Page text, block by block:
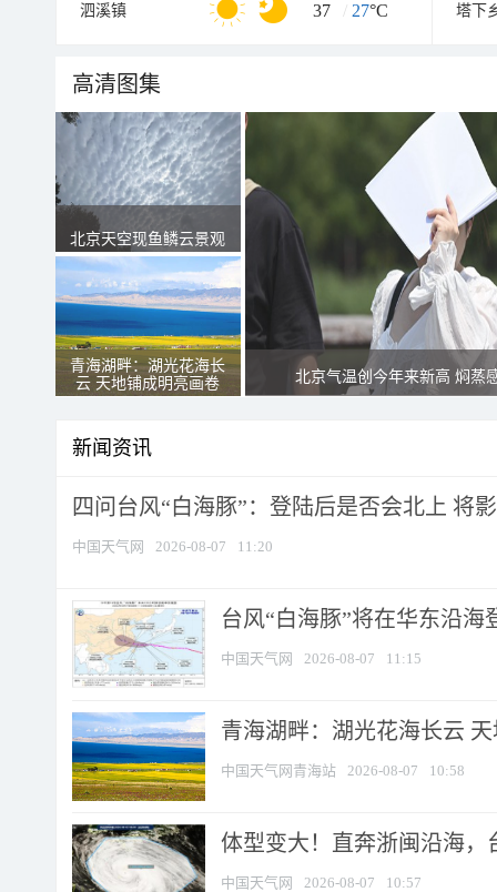
泗溪镇 37 / 27°C 塔下
高清图集
北京天空现鱼鳞云景观
青海湖畔：湖光花海长
云 天地铺成明亮画卷
北京气温创今年来新高 焖蒸
新闻资讯
四问台风“白海豚”：登陆后是否会北上 将
中国天气网 2026-08-07 11:20
台风“白海豚”将在华东沿
中国天气网 2026-08-07 11:15
青海湖畔：湖光花海长云
中国天气网青海站 2026-08-07 10:58
体型变大！直奔浙闽沿海，
中国天气网 2026-08-07 10:57